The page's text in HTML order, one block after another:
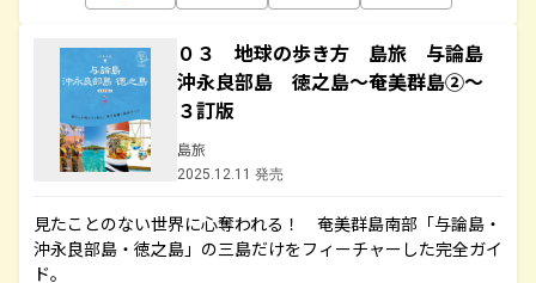
０３ 地球の歩き方 島旅 与論島
沖永良部島 徳之島～奄美群島②～
３訂版
島旅
2025.12.11 発売
見たことのない世界に心奪われる！ 奄美群島南部「与論島・
沖永良部島・徳之島」の三島だけをフィーチャーした完全ガイ
ド。